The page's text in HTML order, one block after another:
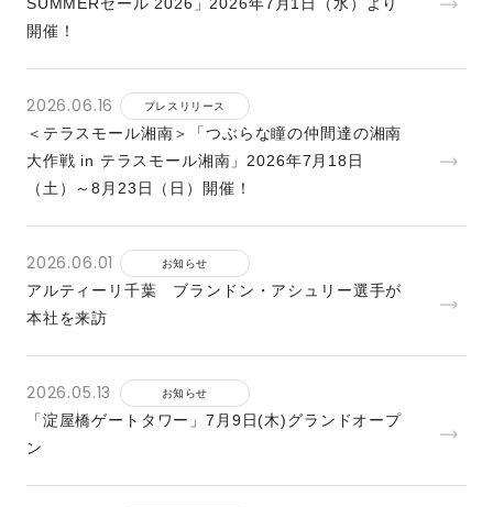
開催！
2026.06.16 プレスリリース
＜テラスモール湘南＞「つぶらな瞳の仲間達の湘南
大作戦 in テラスモール湘南」2026年7月18日
（土）～8月23日（日）開催！
2026.06.01 お知らせ
アルティーリ千葉 ブランドン・アシュリー選手が
本社を来訪
2026.05.13 お知らせ
「淀屋橋ゲートタワー」7月9日(木)グランドオープ
ン